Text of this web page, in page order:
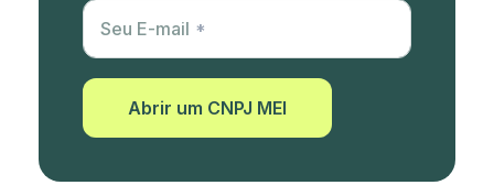
Utm Content
Seu E-mail
Abrir um CNPJ MEI